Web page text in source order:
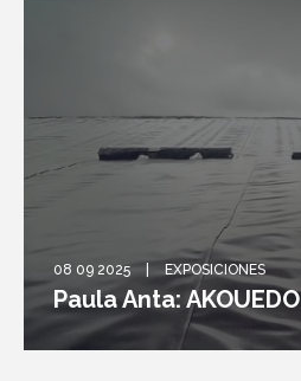
08 09 2025 EXPOSICIONES
Paula Anta: AKOUEDO